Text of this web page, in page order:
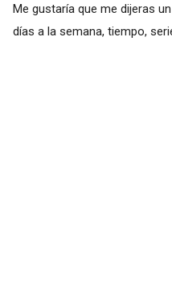
Me gustaría que me dijeras
días a la semana, tiempo,